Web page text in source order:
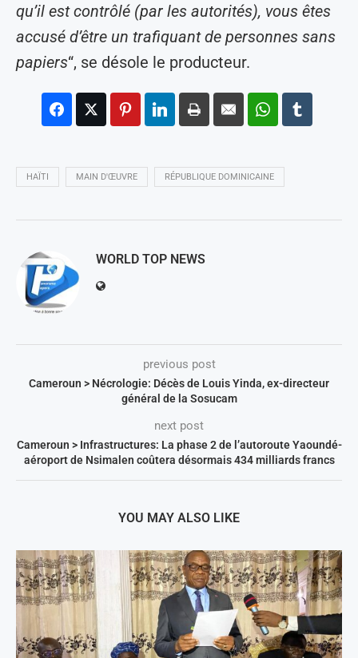
qu’il est contrôlé (par les autorités), vous êtes
accusé d’être un trafiquant de personnes sans
papiers“, se désole le producteur.
HAÏTI MAIN D'ŒUVRE RÉPUBLIQUE DOMINICAINE
WORLD TOP NEWS
previous post
Cameroun > Nécrologie: Décès de Louis Yinda, ex-directeur
général de la Sosucam
next post
Cameroun > Infrastructures: La phase 2 de l’autoroute Yaoundé-
aéroport de Nsimalen coûtera désormais 434 milliards francs
YOU MAY ALSO LIKE